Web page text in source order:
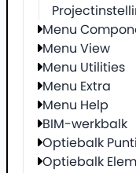
Menu
Menu View
Menu Utilities
Menu Extra
Menu Help
BIM-werkbalk
Optiebalk
Optiebalk